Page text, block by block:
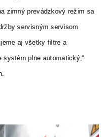
zimný prevádzkový režim sa
servisným servisom
aj všetky filtre a
systém plne automatický,“